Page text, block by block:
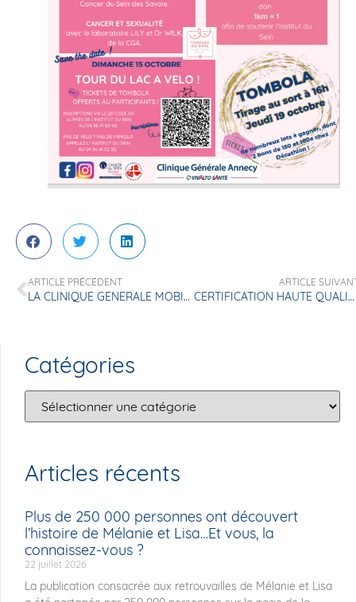
ARTICLE PRÉCÉDENT
LA CLINIQUE GENERALE MOBILISEE POUR OCTOBRE ROSE
ARTICLE
CERTIFICATION HAUTE QUALITÉ DES SOINS
Catégories
Articles récents
Plus de 250 000 personnes ont découvert
l’histoire de Mélanie et Lisa…Et vous, la
connaissez-vous ?
22 juillet 2026
La publication consacrée aux retrouvailles de Mélanie et Lisa